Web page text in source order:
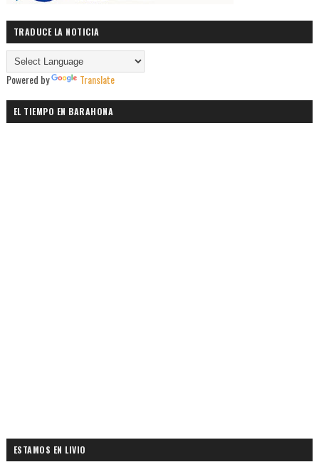
TRADUCE LA NOTICIA
Powered by Translate
EL TIEMPO EN BARAHONA
ESTAMOS EN LIVIO